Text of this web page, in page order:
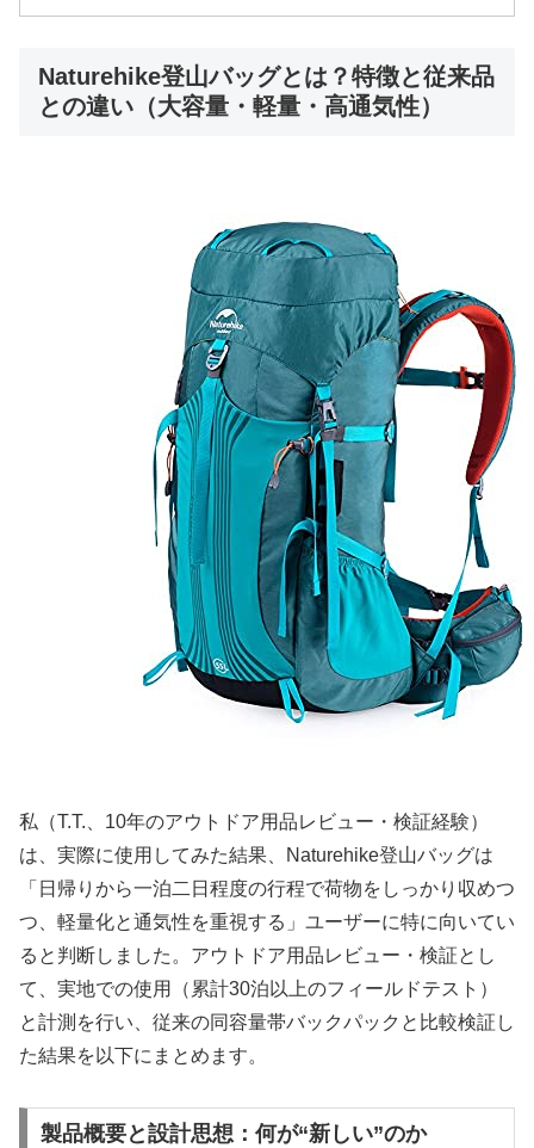
Naturehike登山バッグとは？特徴と従来品
との違い（大容量・軽量・高通気性）
私（T.T.、10年のアウトドア用品レビュー・検証経験）
は、実際に使用してみた結果、Naturehike登山バッグは
「日帰りから一泊二日程度の行程で荷物をしっかり収めつ
つ、軽量化と通気性を重視する」ユーザーに特に向いてい
ると判断しました。アウトドア用品レビュー・検証とし
て、実地での使用（累計30泊以上のフィールドテスト）
と計測を行い、従来の同容量帯バックパックと比較検証し
た結果を以下にまとめます。
製品概要と設計思想：何が“新しい”のか